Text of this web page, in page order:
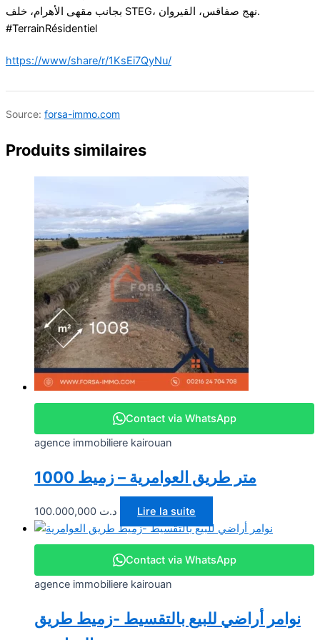
بجانب مقهى الأهرام، خلف STEG، نهج صفاقس، القيروان.
#TerrainRésidentiel
https://www/share/r/1KsEi7QyNu/
Source: forsa-immo.com
Produits similaires
Contact via WhatsApp
agence immobiliere kairouan
1000 متر طريق العوامرية – زميط
د.ت Lire la suite
Contact via WhatsApp
agence immobiliere kairouan
نوامر أراضي للبيع بالتقسيط -زميط طريق